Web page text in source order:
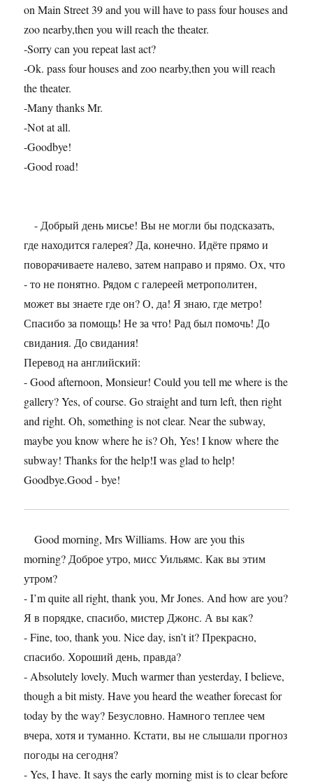
on Main Street 39 and you will have to pass four houses and
zoo nearby,then you will reach the theater.
-Sorry can you repeat last act?
-Ok. pass four houses and zoo nearby,then you will reach
the theater.
-Many thanks Mr.
-Not at all.
-Goodbye!
-Good road!
- Добрый день мисье! Вы не могли бы подсказать,
где находится галерея? Да, конечно. Идёте прямо и
поворачиваете налево, затем направо и прямо. Ох, что
- то не понятно. Рядом с галереей метрополитен,
может вы знаете где он? О, да! Я знаю, где метро!
Спасибо за помощь! Не за что! Рад был помочь! До
свидания. До свидания!
Перевод на английский:
- Good afternoon, Monsieur! Could you tell me where is the
gallery? Yes, of course. Go straight and turn left, then right
and right. Oh, something is not clear. Near the subway,
maybe you know where he is? Oh, Yes! I know where the
subway! Thanks for the help!I was glad to help!
Goodbye.Good - bye!
Good morning, Mrs Williams. How are you this
morning? Доброе утро, мисс Уильямс. Как вы этим
утром?
- I’m quite all right, thank you, Mr Jones. And how are you?
Я в порядке, спасибо, мистер Джонс. А вы как?
- Fine, too, thank you. Nice day, isn’t it? Прекрасно,
спасибо. Хороший день, правда?
- Absolutely lovely. Much warmer than yesterday, I believe,
though a bit misty. Have you heard the weather forecast for
today by the way? Безусловно. Намного теплее чем
вчера, хотя и туманно. Кстати, вы не слышали прогноз
погоды на сегодня?
- Yes, I have. It says the early morning mist is to clear before